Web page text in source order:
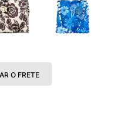
O FRETE